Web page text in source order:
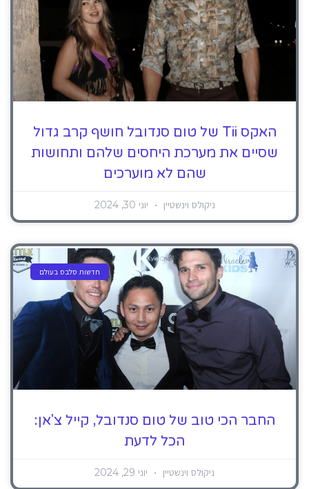
האקס Tii של טום סנדובל חושף קרב גדול
שסיים את מערכת היחסים שלהם ותחושות
שהם לא מוערכים
ניקולס וינשטיין יוני 30, 2024
חדשות סלבס בעולם
החבר הכי טוב של טום סנדובל, קייל צ'אן:
הכל לדעת
ניקולס וינשטיין יוני 29, 2024